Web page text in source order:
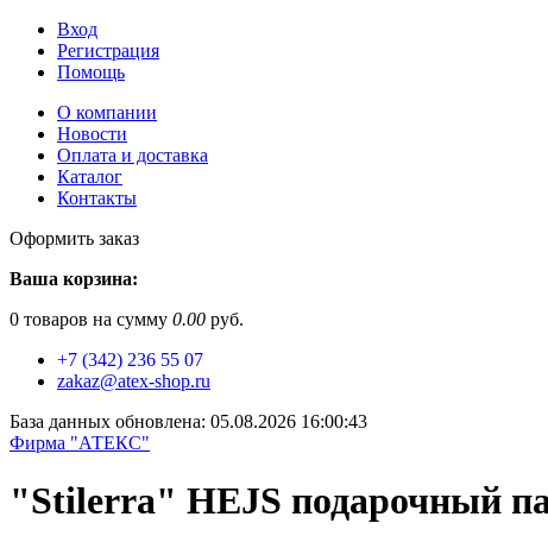
Вход
Регистрация
Помощь
О компании
Новости
Оплата и доставка
Каталог
Контакты
Оформить заказ
Ваша корзина:
0 товаров на сумму 0.00 руб.
+7 (342) 236 55 07
zakaz@atex-shop.ru
База данных обновлена: 05.08.2026 16:00:43
Фирма "АТЕКС"
"Stilerra" HEJS подарочный